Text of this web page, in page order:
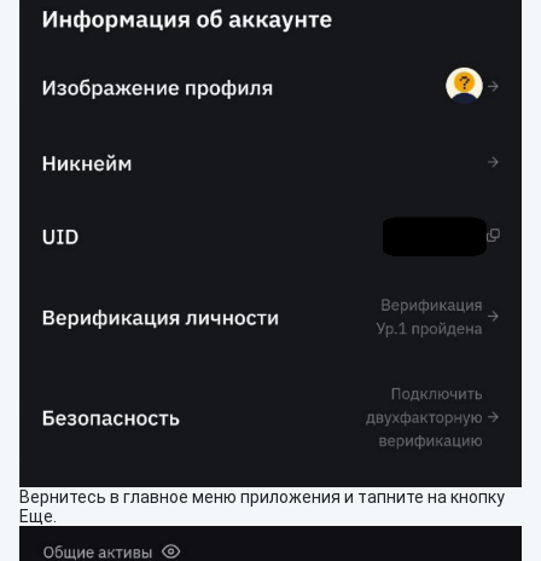
Вернитесь в главное меню приложения и тапните на кнопку
Еще.